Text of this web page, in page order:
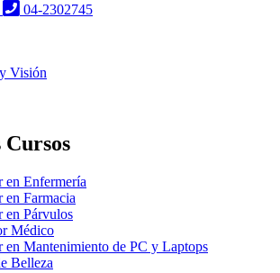
04-2302745
Visión
Cursos
en Enfermería
Farmacia
en Párvulos
Médico
en Mantenimiento de PC y Laptops
Belleza